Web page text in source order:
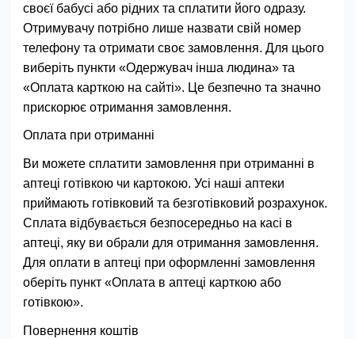
своєї бабусі або рідних та сплатити його одразу.
Отримувачу потрібно лише назвати свій номер
телефону та отримати своє замовлення. Для цього
виберіть пункти «Одержувач інша людина» та
«Оплата карткою на сайті». Це безпечно та значно
прискорює отримання замовлення.
Оплата при отриманні
Ви можете сплатити замовлення при отриманні в
аптеці готівкою чи картокою. Усі наші аптеки
приймають готівковий та безготівковий розрахунок.
Сплата відбувається безпосередньо на касі в
аптеці, яку ви обрали для отримання замовлення.
Для оплати в аптеці при оформленні замовлення
оберіть пункт «Оплата в аптеці карткою або
готівкою».
Повернення коштів